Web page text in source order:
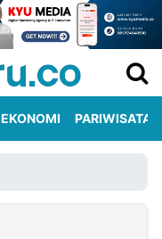
EKONOMI PARIWISATA